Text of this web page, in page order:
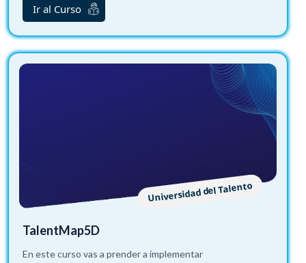
Ir al Curso
Universidad del Talento
TalentMap5D
En este curso vas a prender a implementar